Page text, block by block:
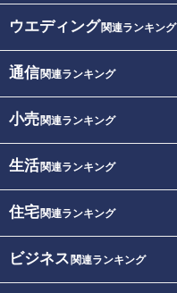
ウエディング関連ランキング
通信関連ランキング
小売関連ランキング
生活関連ランキング
住宅関連ランキング
ビジネス 関連ランキング